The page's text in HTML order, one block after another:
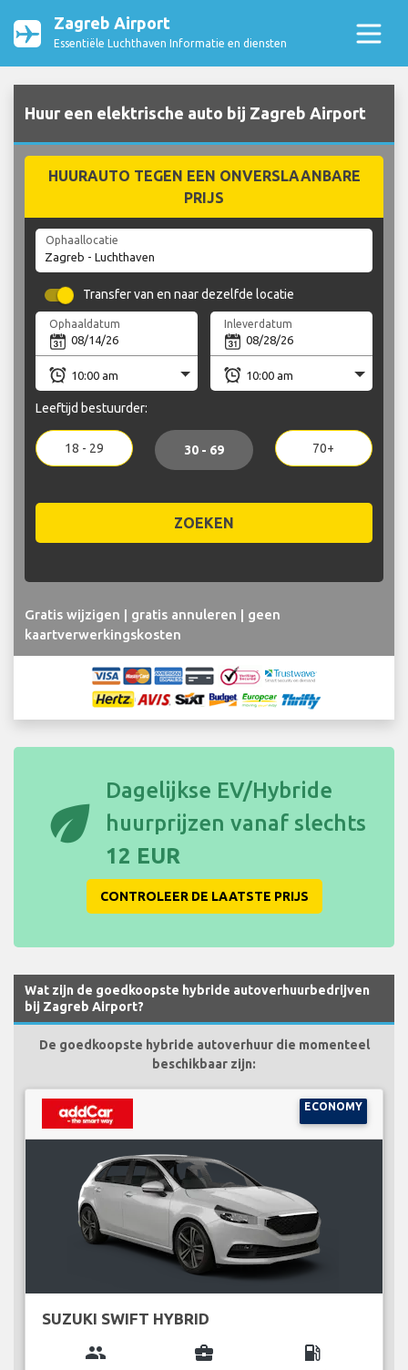
Zagreb Airport
Essentiële Luchthaven Informatie en diensten
Huur een elektrische auto bij Zagreb Airport
HUURAUTO TEGEN EEN ONVERSLAANBARE
PRIJS
Ophaallocatie
Transfer van en naar dezelfde locatie
Ophaaldatum Inleverdatum
Leeftijd bestuurder:
18 - 29 30 - 69 70+
ZOEKEN
Gratis wijzigen | gratis annuleren | geen
kaartverwerkingskosten
eco
Dagelijkse EV/Hybride
huurprijzen vanaf slechts
12 EUR
CONTROLEER DE LAATSTE PRIJS
Wat zijn de goedkoopste hybride autoverhuurbedrijven
bij Zagreb Airport?
De goedkoopste hybride autoverhuur die momenteel
beschikbaar zijn:
ECONOMY
SUZUKI SWIFT HYBRID
group business_center local_gas_station